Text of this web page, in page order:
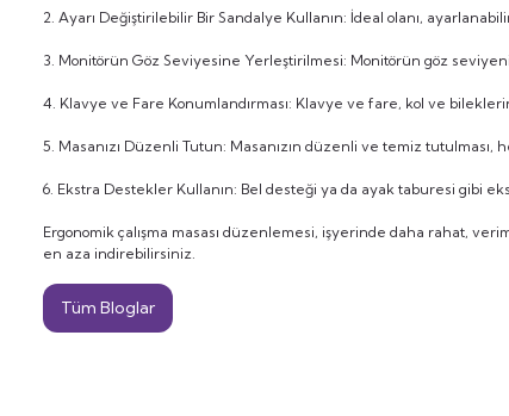
2. Ayarı Değiştirilebilir Bir Sandalye Kullanın: İdeal olanı,
3. Monitörün Göz Seviyesine Yerleştirilmesi: Monitörün göz
4. Klavye ve Fare Konumlandırması: Klavye ve fare, kol ve
5. Masanızı Düzenli Tutun: Masanızın düzenli ve temiz
6. Ekstra Destekler Kullanın: Bel desteği ya da ayak taburesi gibi
Ergonomik çalışma masası düzenlemesi, işyerinde daha rahat,
en aza indirebilirsiniz.
Tüm Bloglar